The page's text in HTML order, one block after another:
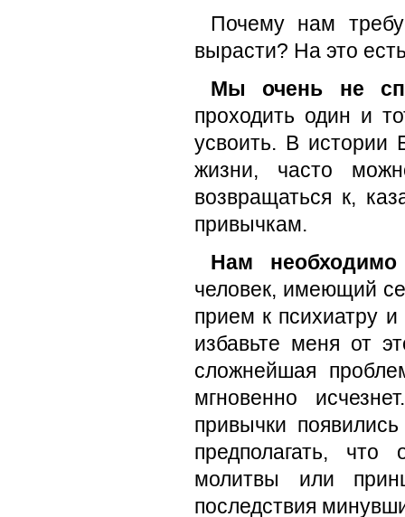
Почему нам
вырасти? На это
Мы очень не
проходить один и
усвоить. В истории
жизни, часто
возвращаться к,
привычкам.
Нам необходимо
человек, имеющий
прием к психиатру
избавьте меня от
сложнейшая
мгновенно
привычки
предполагать,
молитвы или
последствия